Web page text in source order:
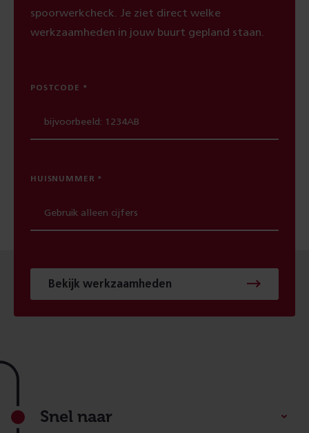
spoorwerkcheck. Je ziet direct welke
werkzaamheden in jouw buurt gepland staan.
POSTCODE
HUISNUMMER
Bekijk werkzaamheden
Footer
Snel naar